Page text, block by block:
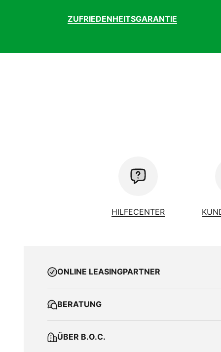
ZUFRIEDENHEITSGARANTIE
HILFECENTER
ONLINE LEASINGPARTNER
BERATUNG
ÜBER B.O.C.